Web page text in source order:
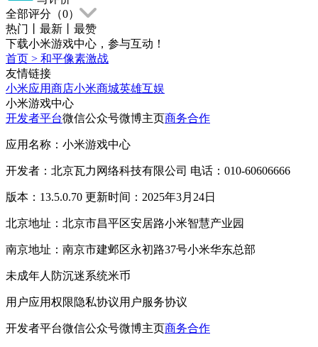
全部评分（0）
热门
最新
最赞
下载小米游戏中心，参与互动！
首页 > 和平像素激战
友情链接
小米应用商店小米商城英雄互娱
小米游戏中心
开发者平台微信公众号微博主页商务合作
应用名称：小米游戏中心
开发者：北京瓦力网络科技有限公司 电话：010-60606666
版本：13.5.0.70 更新时间：2025年3月24日
北京地址：北京市昌平区安居路小米智慧产业园
南京地址：南京市建邺区永初路37号小米华东总部
未成年人防沉迷系统米币
用户应用权限隐私协议用户服务协议
开发者平台微信公众号微博主页商务合作